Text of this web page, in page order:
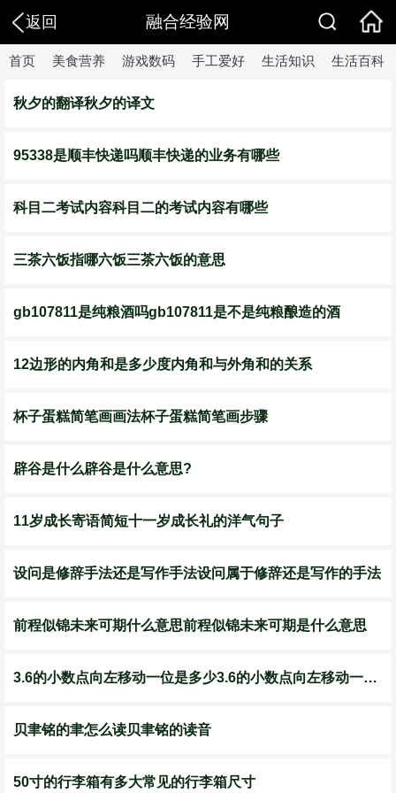
返回 融合经验网
首页 美食营养 游戏数码 手工爱好 生活知识 生活百科
秋夕的翻译秋夕的译文
95338是顺丰快递吗顺丰快递的业务有哪些
科目二考试内容科目二的考试内容有哪些
三茶六饭指哪六饭三茶六饭的意思
gb107811是纯粮酒吗gb107811是不是纯粮酿造的酒
12边形的内角和是多少度内角和与外角和的关系
杯子蛋糕简笔画画法杯子蛋糕简笔画步骤
辟谷是什么辟谷是什么意思?
11岁成长寄语简短十一岁成长礼的洋气句子
设问是修辞手法还是写作手法设问属于修辞还是写作的手法
前程似锦未来可期什么意思前程似锦未来可期是什么意思
3.6的小数点向左移动一位是多少3.6的小数点向左移动一位是什么
贝聿铭的聿怎么读贝聿铭的读音
50寸的行李箱有多大常见的行李箱尺寸